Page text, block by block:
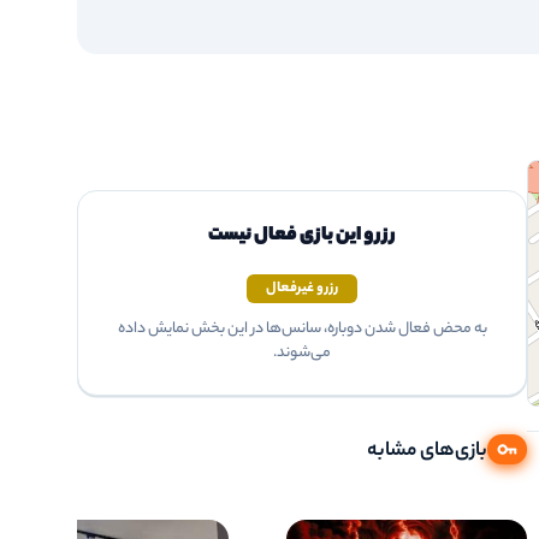
رزرو این بازی فعال نیست
رزرو غیرفعال
به محض فعال شدن دوباره، سانس‌ها در این بخش نمایش داده
می‌شوند.
بازی‌های مشابه